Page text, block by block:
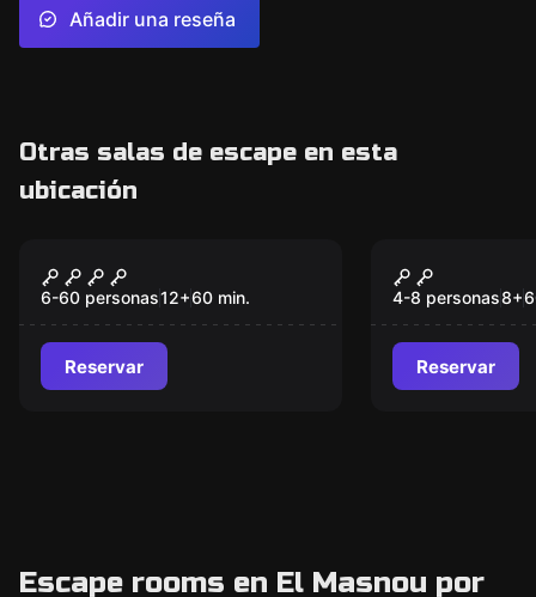
Añadir una reseña
Otras salas de escape en esta
ubicación
Nuevo
TNT
6-60 personas12+60 min.
Reservar
The Magic
4-8 personas8+
Reservar
Escape rooms en El Masnou por